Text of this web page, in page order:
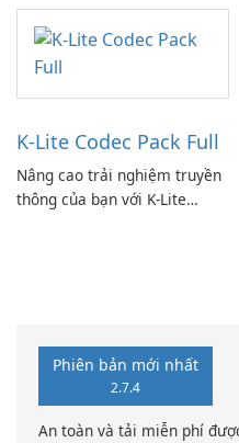
K-Lite Codec Pack Full
Nâng cao trải nghiệm truyền
thông của bạn với K-Lite
Phiên bản mới nhất
2.7.4
An toàn và tải miễn phí